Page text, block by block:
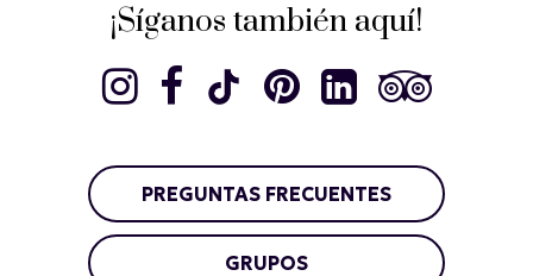
¡Síganos también aquí!
PREGUNTAS FRECUENTES
GRUPOS